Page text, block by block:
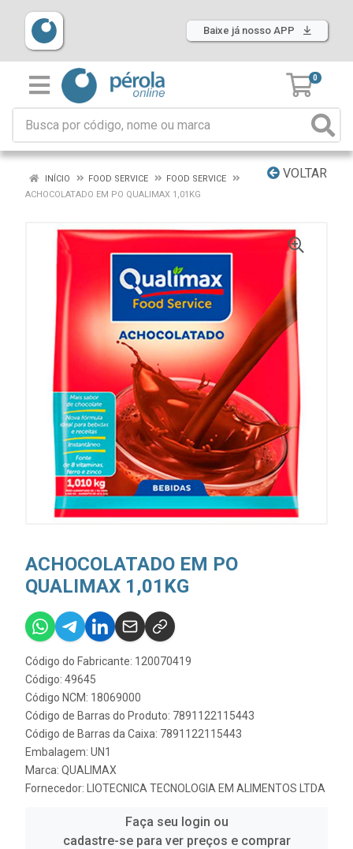
Baixe já nosso APP
0
VOLTAR
INÍCIO FOOD SERVICE
FOOD SERVICE
ACHOCOLATADO EM PO QUALIMAX 1,01KG
ACHOCOLATADO EM PO
QUALIMAX 1,01KG
Código do Fabricante: 120070419
Código: 49645
Código NCM: 18069000
Código de Barras do Produto: 7891122115443
Código de Barras da Caixa: 7891122115443
Embalagem: UN1
Marca: QUALIMAX
Fornecedor:
LIOTECNICA TECNOLOGIA EM ALIMENTOS LTDA
Faça seu login ou
cadastre-se para ver preços e comprar